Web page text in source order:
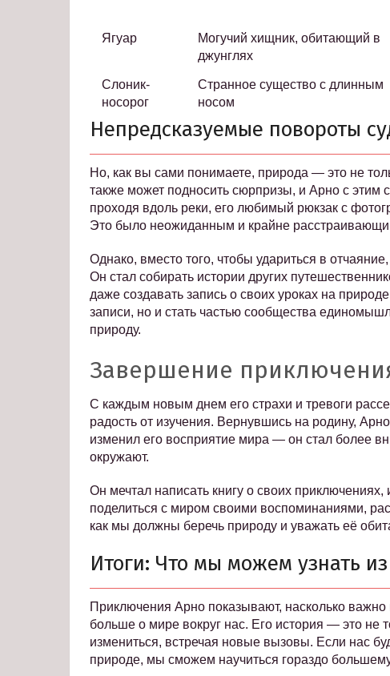
Ягуар
Могучий хищник, обитающий в
джунглях
Слоник-
носорог
Странное существо с длинным
носом
Непредсказуемые повороты
Но, как вы сами понимаете, природа — это не
также может подносить сюрпризы, и Арно с этим
проходя вдоль реки, его любимый рюкзак с
Это было неожиданным и крайне
Однако, вместо того, чтобы удариться в
Он стал собирать истории других
даже создавать запись о своих уроках на
записи, но и стать частью сообщества
природу.
Завершение
С каждым новым днем его страхи и тревоги
радость от изучения. Вернувшись на родину,
изменил его восприятие мира — он стал более
окружают.
Он мечтал написать книгу о своих
поделиться с миром своими воспоминаниями,
как мы должны беречь природу и уважать её
Итоги: Что мы можем узнать
Приключения Арно показывают, насколько
больше о мире вокруг нас. Его история — это
измениться, встречая новые вызовы. Если нас
природе, мы сможем научиться гораздо